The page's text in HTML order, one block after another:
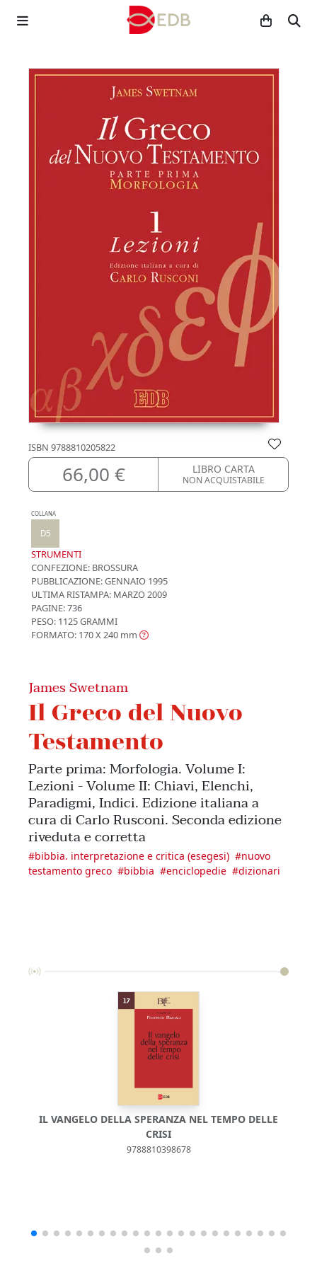
ISBN 9788810205822
66,00 € LIBRO CARTA
NON ACQUISTABILE
COLLANA
D5
STRUMENTI
CONFEZIONE: BROSSURA
PUBBLICAZIONE:GENNAIO 1995
ULTIMA RISTAMPA: MARZO 2009
PAGINE: 736
PESO: 1125 GRAMMI
FORMATO: 170 X 240 mm
James Swetnam
Il Greco del Nuovo
Testamento
Parte prima: Morfologia. Volume I:
Lezioni - Volume II: Chiavi, Elenchi,
Paradigmi, Indici. Edizione italiana a
cura di Carlo Rusconi. Seconda edizione
riveduta e corretta
#bibbia. interpretazione e critica (esegesi) #nuovo
testamento greco #bibbia #enciclopedie #dizionari
IL VANGELO DELLA SPERANZA NEL TEMPO DELLE
CRISI
9788810398678